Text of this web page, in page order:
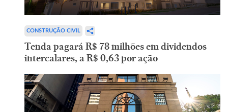
CONSTRUÇÃO CIVIL
Tenda pagará R$ 78 milhões em dividendos
intercalares, a R$ 0,63 por ação